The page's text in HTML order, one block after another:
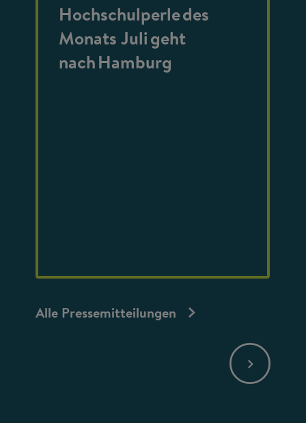
Hochschulperle des
Monats Juli geht
nach Hamburg
Alle Pressemitteilungen